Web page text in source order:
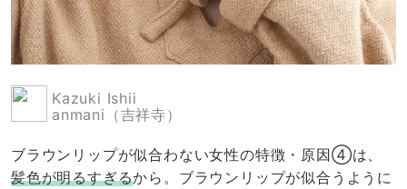
Kazuki Ishii
anmani（吉祥寺）
ブラウンリップが似合わない女性の特徴・原因④は、
髪色が明るすぎるから。ブラウンリップが似合うように